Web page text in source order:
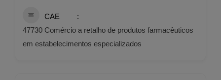
CAE
47730 Comércio a retalho de produtos farmacêuticos
em estabelecimentos especializados